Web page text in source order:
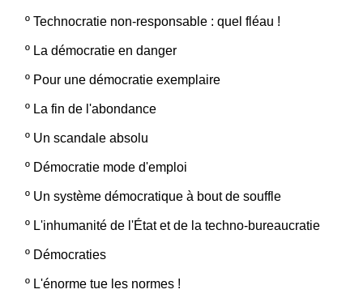
º Technocratie non-responsable : quel fléau !
º La démocratie en danger
º Pour une démocratie exemplaire
º La fin de l'abondance
º Un scandale absolu
º Démocratie mode d'emploi
º Un système démocratique à bout de souffle
º L'inhumanité de l'État et de la techno-bureaucratie
º Démocraties
º L'énorme tue les normes !